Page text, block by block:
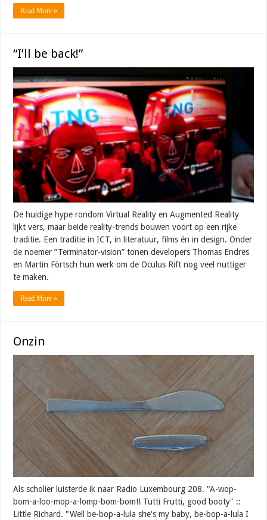
Read More »
“I’ll be back!”
De huidige hype rondom Virtual Reality en Augmented Reality
lijkt vers, maar beide reality-trends bouwen voort op een rijke
traditie. Een traditie in ICT, in literatuur, films én in design. Onder
de noemer “Terminator-vision” tonen developers Thomas Endres
en Martin Förtsch hun werk om de Oculus Rift nog veel nuttiger
te maken.
Read More »
Onzin
Als scholier luisterde ik naar Radio Luxembourg 208. "A-wop-
bom-a-loo-mop-a-lomp-bom-bom!! Tutti Frutti, good booty" ::
Little Richard. "Well be-bop-a-lula she's my baby, be-bop-a-lula I